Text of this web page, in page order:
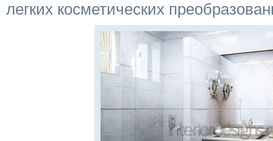
легких косметических